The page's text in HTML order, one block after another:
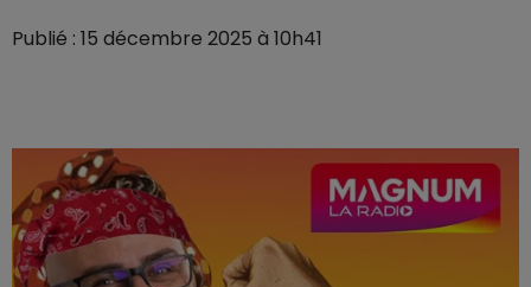
Publié : 15 décembre 2025 à 10h41